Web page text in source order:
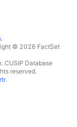
.
© 2026 FactSet
CUSIP Database
reserved.
.